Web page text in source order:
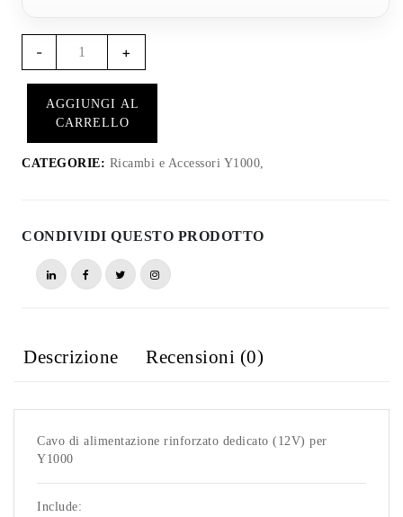
-
di
alimentazione
rinforzato
+
AGGIUNGI AL
CARRELLO
CATEGORIE: Ricambi e Accessori Y1000,
CONDIVIDI QUESTO PRODOTTO
Descrizione Recensioni (0)
Cavo di alimentazione rinforzato dedicato (12V) per
Y1000
Include: